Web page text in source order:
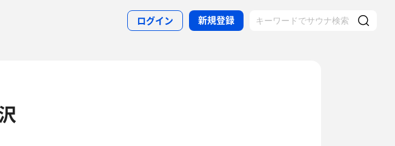
ログイン 新規登録